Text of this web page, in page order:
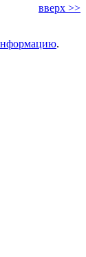
вверх >>
.